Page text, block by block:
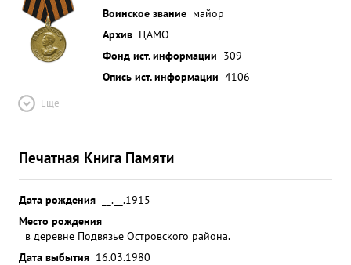
Воинское звание майор
Архив ЦАМО
Фонд ист. информации 309
Опись ист. информации 4106
Ещё
Печатная Книга Памяти
Дата рождения
__.__.1915
Место рождения
в деревне Подвязье Островского района.
Дата выбытия 16.03.1980